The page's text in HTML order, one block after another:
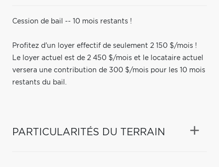
Cession de bail -- 10 mois restants !
Profitez d'un loyer effectif de seulement 2 150 $/mois !
Le loyer actuel est de 2 450 $/mois et le locataire actuel
versera une contribution de 300 $/mois pour les 10 mois
restants du bail.
PARTICULARITÉS DU TERRAIN